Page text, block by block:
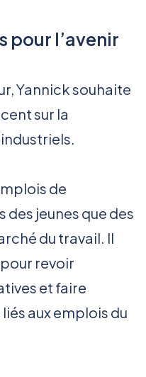
pour l’avenir
Yannick souhaite
sur la
de
des jeunes que des
du travail. Il
revoir
et faire
aux emplois du